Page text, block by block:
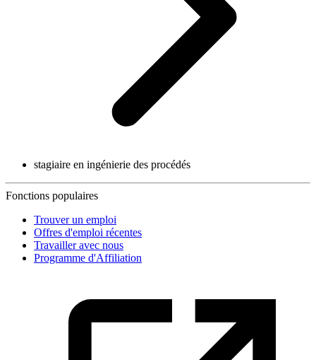
stagiaire en ingénierie des procédés
Fonctions populaires
Trouver un emploi
Offres d'emploi récentes
Travailler avec nous
Programme d'Affiliation